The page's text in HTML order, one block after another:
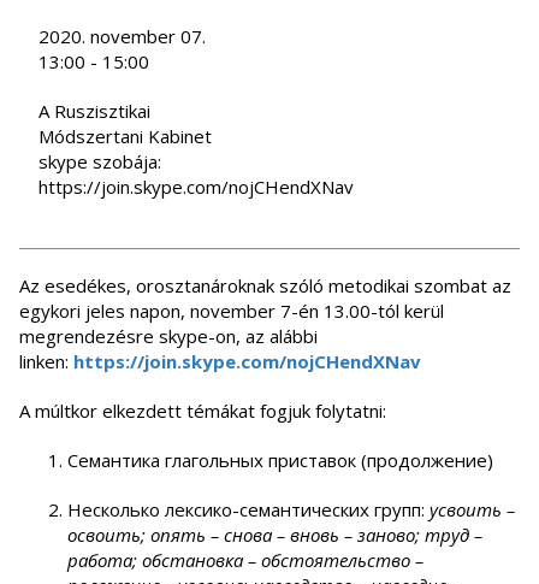
2020. november 07.
13:00 - 15:00
A Ruszisztikai
Módszertani Kabinet
skype szobája:
https://join.skype.com/nojCHendXNav
Az esedékes, orosztanároknak szóló metodikai szombat az
egykori jeles napon, november 7-én 13.00-tól kerül
megrendezésre skype-on, az alábbi
linken: https://join.skype.com/nojCHendXNav
A múltkor elkezdett témákat fogjuk folytatni:
Семантика глагольных приставок (продолжение)
Несколько лексико-семантических групп: усвоить –
освоить; опять – снова – вновь – заново; труд –
работа; обстановка – обстоятельство –